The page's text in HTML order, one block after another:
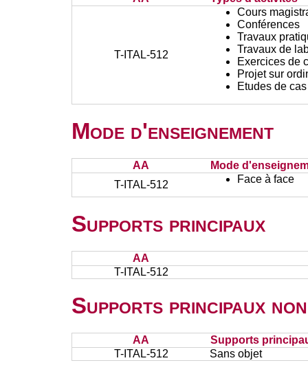
T-ITAL-512
Cours
Conférences
Travaux
Travaux de
Exercices de
Projet sur
Etudes de cas
Mode d'enseignement
AA
Mode
T-ITAL-512
Face à face
Supports principaux
AA
T-ITAL-512
Supports principaux
AA
Supports
T-ITAL-512
Sans objet